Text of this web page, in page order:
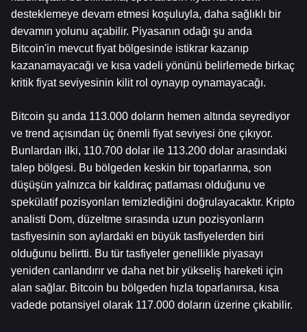
desteklemeye devam etmesi koşuluyla, daha sağlıklı bir
devamın yolunu açabilir. Piyasanın odağı şu anda
Bitcoin'in mevcut fiyat bölgesinde istikrar kazanıp
kazanamayacağı ve kısa vadeli yönünü belirlemede birkaç
kritik fiyat seviyesinin kilit rol oynayıp oynamayacağı.
Bitcoin şu anda 113.000 doların hemen altında seyrediyor
ve trend açısından üç önemli fiyat seviyesi öne çıkıyor.
Bunlardan ilki, 110.700 dolar ile 113.200 dolar arasındaki
talep bölgesi. Bu bölgeden keskin bir toparlanma, son
düşüşün yalnızca bir kaldıraç patlaması olduğunu ve
spekülatif pozisyonları temizlediğini doğrulayacaktır. Kripto
analisti Dom, düzeltme sırasında uzun pozisyonların
tasfiyesinin son aylardaki en büyük tasfiyelerden biri
olduğunu belirtti. Bu tür tasfiyeler genellikle piyasayı
yeniden canlandırır ve daha net bir yükseliş hareketi için
alan sağlar. Bitcoin bu bölgeden hızla toparlanırsa, kısa
vadede potansiyel olarak 117.000 doların üzerine çıkabilir.